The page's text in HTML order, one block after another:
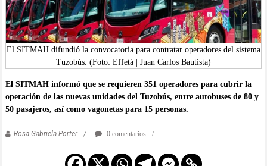
El SITMAH difundió la convocatoria para contratar operadores del sistema
Tuzobús. (Foto: Effetá | Juan Carlos Bautista)
El SITMAH informó que se requieren 351 operadores para cubrir la
operación de las nuevas unidades del Tuzobús, entre autobuses de 80 y
50 pasajeros, así como vagonetas para 15 personas.
Rosa Gabriela Porter 0 comentarios